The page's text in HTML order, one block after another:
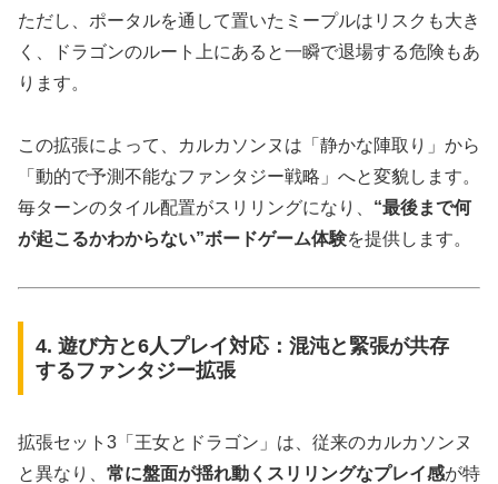
ただし、ポータルを通して置いたミープルはリスクも大き
く、ドラゴンのルート上にあると一瞬で退場する危険もあ
ります。
この拡張によって、カルカソンヌは「静かな陣取り」から
「動的で予測不能なファンタジー戦略」へと変貌します。
毎ターンのタイル配置がスリリングになり、 “最後まで何
が起こるかわからない”ボードゲーム体験を提供します。
4. 遊び方と6人プレイ対応：混沌と緊張が共存
するファンタジー拡張
拡張セット3「王女とドラゴン」は、従来のカルカソンヌ
と異なり、 常に盤面が揺れ動くスリリングなプレイ感が特